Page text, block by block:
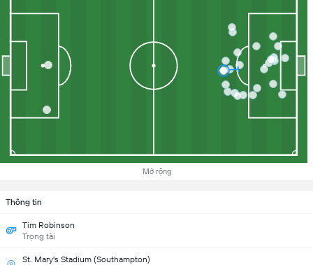
Mở rộng
Thông tin
Tim Robinson
Trọng tài
St. Mary's Stadium (Southampton)